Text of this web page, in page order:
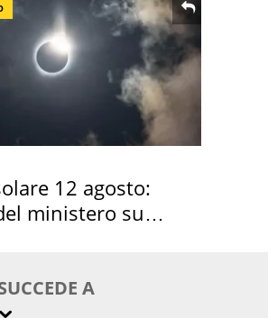
12 agosto:
ministero su